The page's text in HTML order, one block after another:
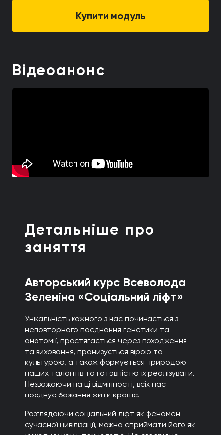
Купити модуль
Відеоанонс
Детальніше про
заняття
Авторський курс Всеволода
Зеленіна «Соціальний ліфт»
Унікальність кожного з нас починається з
неповторного поєднання генетики та
анатомії, простягається через походження
та виховання, пронизується вірою та
культурою, а також формується природою
наших талантів та готовністю їх реалізувати.
Незважаючи на ці відмінності, всіх нас
поєднує бажання жити краще.
Розглядаючи соціальний ліфт як феномен
сучасної цивілізації, можна сприймати його як